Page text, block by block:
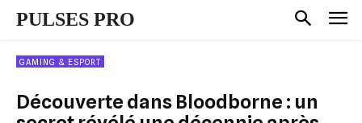
PULSES PRO
GAMING & ESPORT
Découverte dans Bloodborne : un